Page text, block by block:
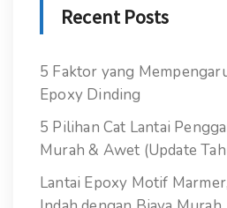
Recent Posts
5 Faktor yang
Epoxy Dinding
5 Pilihan Cat Lantai
Murah & Awet (Update
Lantai Epoxy Motif